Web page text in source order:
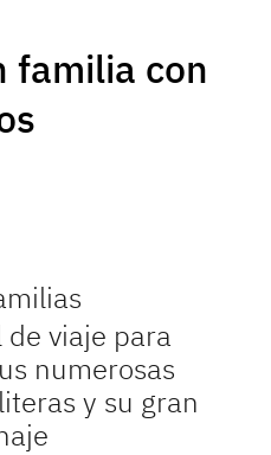
Caravan
familia con
viaje para
numerosas
y su gran